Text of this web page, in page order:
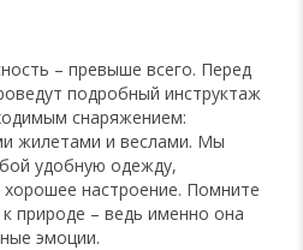
– превыше всего. Перед
подробный инструктаж
снаряжением:
жилетами и веслами. Мы
удобную одежду,
настроение. Помните
природе – ведь именно она
эмоции.